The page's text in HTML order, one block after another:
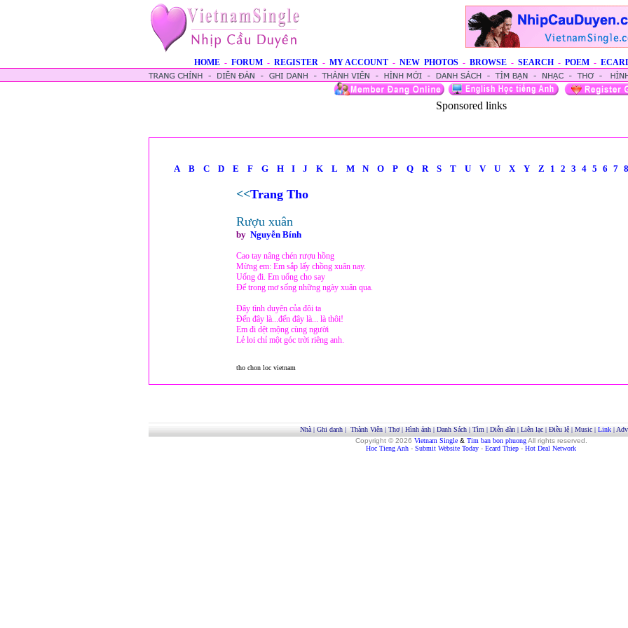
HOME - FORUM - REGISTER - MY ACCOUNT - NEW PHOTOS - BROWSE - SEARCH - POEM -
Sponsored links
A B C D E F G H I J K L M N O P Q R S T U V U X Y Z 1 2 3 4 5 6 7 8
<<Trang Tho
Rượu xuân
by Nguyễn Bính
Cao tay nâng chén rượu hồng
Mừng em: Em sắp lấy chồng xuân nay.
Uống đi. Em uống cho say
Để trong mơ sống những ngày xuân qua.
Đây tình duyên của đôi ta
Đến đây là...đến đây là... là thôi!
Em đi dệt mộng cùng người
Lẻ loi chỉ một góc trời riêng anh.
tho chon loc vietnam
Nhà| Ghi danh| Thành Viên| Thơ| Hình ảnh| Danh Sách| Tìm | Diễn đàn| Liên lạc| Điều lệ| Music| Link|
Copyright © 2026 Vietnam Single& Tim ban bon phuong All rights reserved.
Hoc Tieng Anh - Submit Website Today - Ecard Thiep - Hot Deal Network